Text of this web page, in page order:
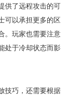
供了远程攻击的可
可以承担更多的区
。玩家也需要注意
处于冷却状态而影
技巧，还需要根据